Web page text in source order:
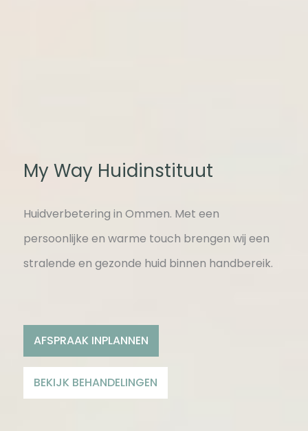
My Way Huidinstituut
Huidverbetering in Ommen. Met een
persoonlijke en warme touch brengen wij een
stralende en gezonde huid binnen handbereik.
AFSPRAAK INPLANNEN
BEKIJK BEHANDELINGEN